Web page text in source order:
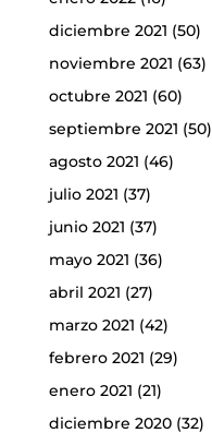
diciembre 2021 (50)
noviembre 2021 (63)
octubre 2021 (60)
septiembre 2021 (50)
agosto 2021 (46)
julio 2021 (37)
junio 2021 (37)
mayo 2021 (36)
abril 2021 (27)
marzo 2021 (42)
febrero 2021 (29)
enero 2021 (21)
diciembre 2020(32)